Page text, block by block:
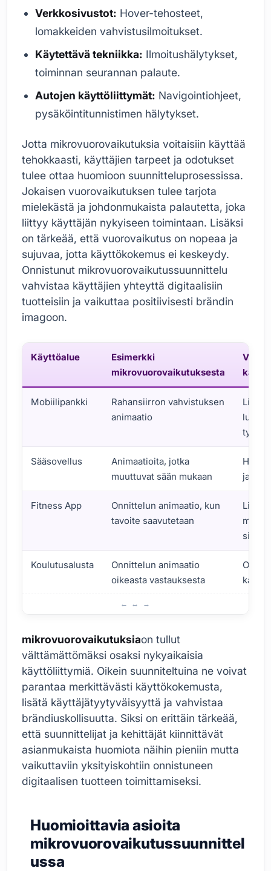
Verkkosivustot: Hover-tehosteet,
lomakkeiden vahvistusilmoitukset.
Käytettävä tekniikka: Ilmoitushälytykset,
toiminnan seurannan palaute.
Autojen käyttöliittymät: Navigointiohjeet,
pysäköintitunnistimen hälytykset.
Jotta mikrovuorovaikutuksia voitaisiin käyttää
tehokkaasti, käyttäjien tarpeet ja odotukset
tulee ottaa huomioon suunnitteluprosessissa.
Jokaisen vuorovaikutuksen tulee tarjota
mielekästä ja johdonmukaista palautetta, joka
liittyy käyttäjän nykyiseen toimintaan. Lisäksi
on tärkeää, että vuorovaikutus on nopeaa ja
sujuvaa, jotta käyttökokemus ei keskeydy.
Onnistunut mikrovuorovaikutussuunnittelu
vahvistaa käyttäjien yhteyttä digitaalisiin
tuotteisiin ja vaikuttaa positiivisesti brändin
imagoon.
Käyttöalue
Esimerkki
mikrovuorovaikutuksesta
Mobiilipankki
Rahansiirron vahvistuksen
animaatio
Sääsovellus
Animaatioita, jotka
muuttuvat sään mukaan
ja
Fitness App
Onnittelun animaatio, kun
tavoite saavutetaan
Koulutusalusta
Onnittelun animaatio
oikeasta vastauksesta
mikrovuorovaikutuksiaon tullut
välttämättömäksi osaksi nykyaikaisia
käyttöliittymiä. Oikein suunniteltuina ne voivat
parantaa merkittävästi käyttökokemusta,
lisätä käyttäjätyytyväisyyttä ja vahvistaa
brändiuskollisuutta. Siksi on erittäin tärkeää,
että suunnittelijat ja kehittäjät kiinnittävät
asianmukaista huomiota näihin pieniin mutta
vaikuttaviin yksityiskohtiin onnistuneen
digitaalisen tuotteen toimittamiseksi.
Huomioittavia asioita
mikrovuorovaikutussuunnittel
ussa